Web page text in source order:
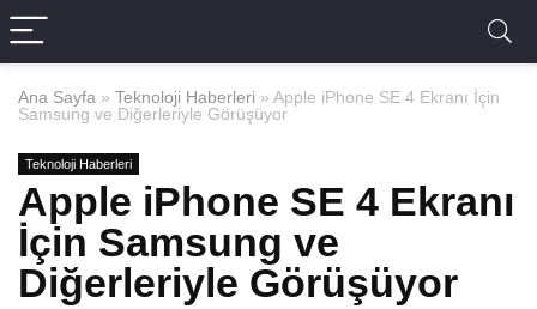
Ana Sayfa » Teknoloji Haberleri » Apple iPhone SE 4 Ekranı İçin
Samsung ve Diğerleriyle Görüşüyor
Teknoloji Haberleri
Apple iPhone SE 4 Ekranı
İçin Samsung ve
Diğerleriyle Görüşüyor